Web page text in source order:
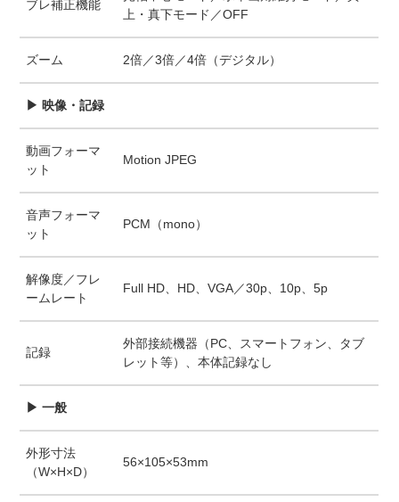
ブレ補正機能
上・真下モード／OFF
ズーム 2倍／3倍／4倍（デジタル）
▶ 映像・記録
動画フォーマ
ット
Motion JPEG
音声フォーマ
ット
PCM（mono）
解像度／フレ
ームレート
Full HD、HD、VGA／30p、10p、5p
記録
外部接続機器（PC、スマートフォン、タブ
レット等）、本体記録なし
▶ 一般
外形寸法
（W×H×D）
56×105×53mm